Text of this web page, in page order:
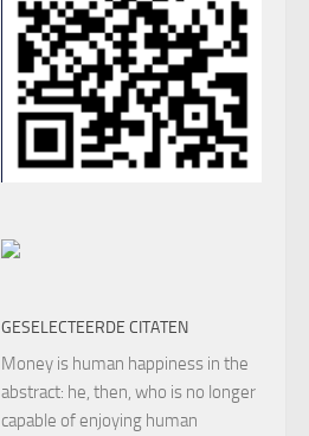
GESELECTEERDE CITATEN
Money is human happiness in the
abstract: he, then, who is no longer
capable of enjoying human